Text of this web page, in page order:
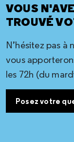
VOUS
TROUVÉ
N’hésitez pas
vous
les 72h (du
Posez votre